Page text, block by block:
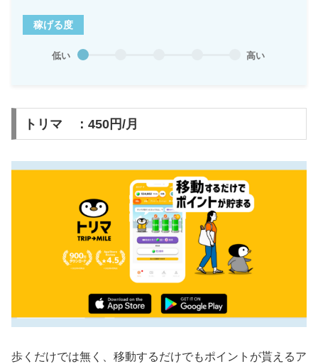
稼げる度
低い 高い
トリマ ：450円/月
歩くだけでは無く、移動するだけでもポイントが貰えるア